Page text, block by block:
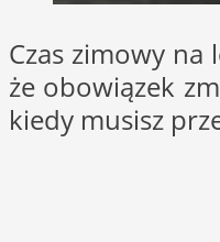
Czas zimowy na
że obowiązek
kiedy musisz